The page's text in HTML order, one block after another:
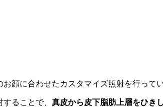
お顔に合わせたカスタマイズ照射を行ってい
ることで、 真皮から皮下脂肪上層をひき